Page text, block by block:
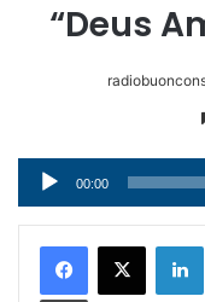
“Deus
Audio
Player
00:00